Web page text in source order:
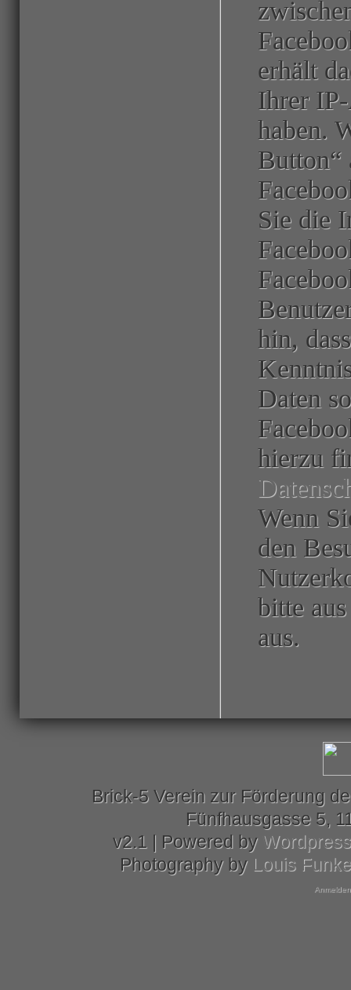
erhält
Ihrer IP-
haben.
Button“
Sie die
hin,
Daten
hierzu
Wenn
den
bitte
aus.
Brick-5 Verein zur Förderung
Fünfhausgasse 5,
v2.1 | Powered by Wordpress
Photography by Louis Funke
Anmelden